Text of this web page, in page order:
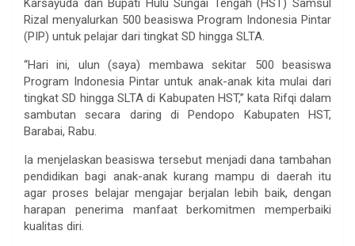
Rizal menyalurkan 500 beasiswa Program Indonesia Pintar
(PIP) untuk pelajar dari tingkat SD hingga SLTA.
“Hari ini, ulun (saya) membawa sekitar 500 beasiswa
Program Indonesia Pintar untuk anak-anak kita mulai dari
tingkat SD hingga SLTA di Kabupaten HST,” kata Rifqi dalam
sambutan secara daring di Pendopo Kabupaten HST,
Barabai, Rabu.
Ia menjelaskan beasiswa tersebut menjadi dana tambahan
pendidikan bagi anak-anak kurang mampu di daerah itu
agar proses belajar mengajar berjalan lebih baik, dengan
harapan penerima manfaat berkomitmen memperbaiki
kualitas diri.